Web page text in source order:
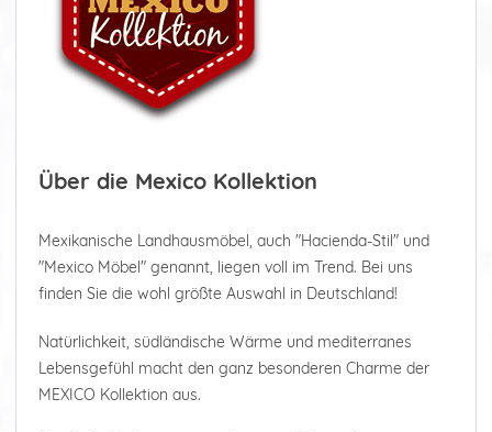
Über die Mexico Kollektion
Mexikanische Landhausmöbel, auch "Hacienda-Stil" und
"Mexico Möbel" genannt, liegen voll im Trend. Bei uns
finden Sie die wohl größte Auswahl in Deutschland!
Natürlichkeit, südländische Wärme und mediterranes
Lebensgefühl macht den ganz besonderen Charme der
MEXICO Kollektion aus.